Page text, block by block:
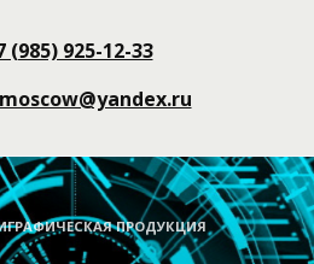
(985) 925-12-33
ПРОДУКЦИЯ